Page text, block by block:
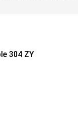
304 ZY